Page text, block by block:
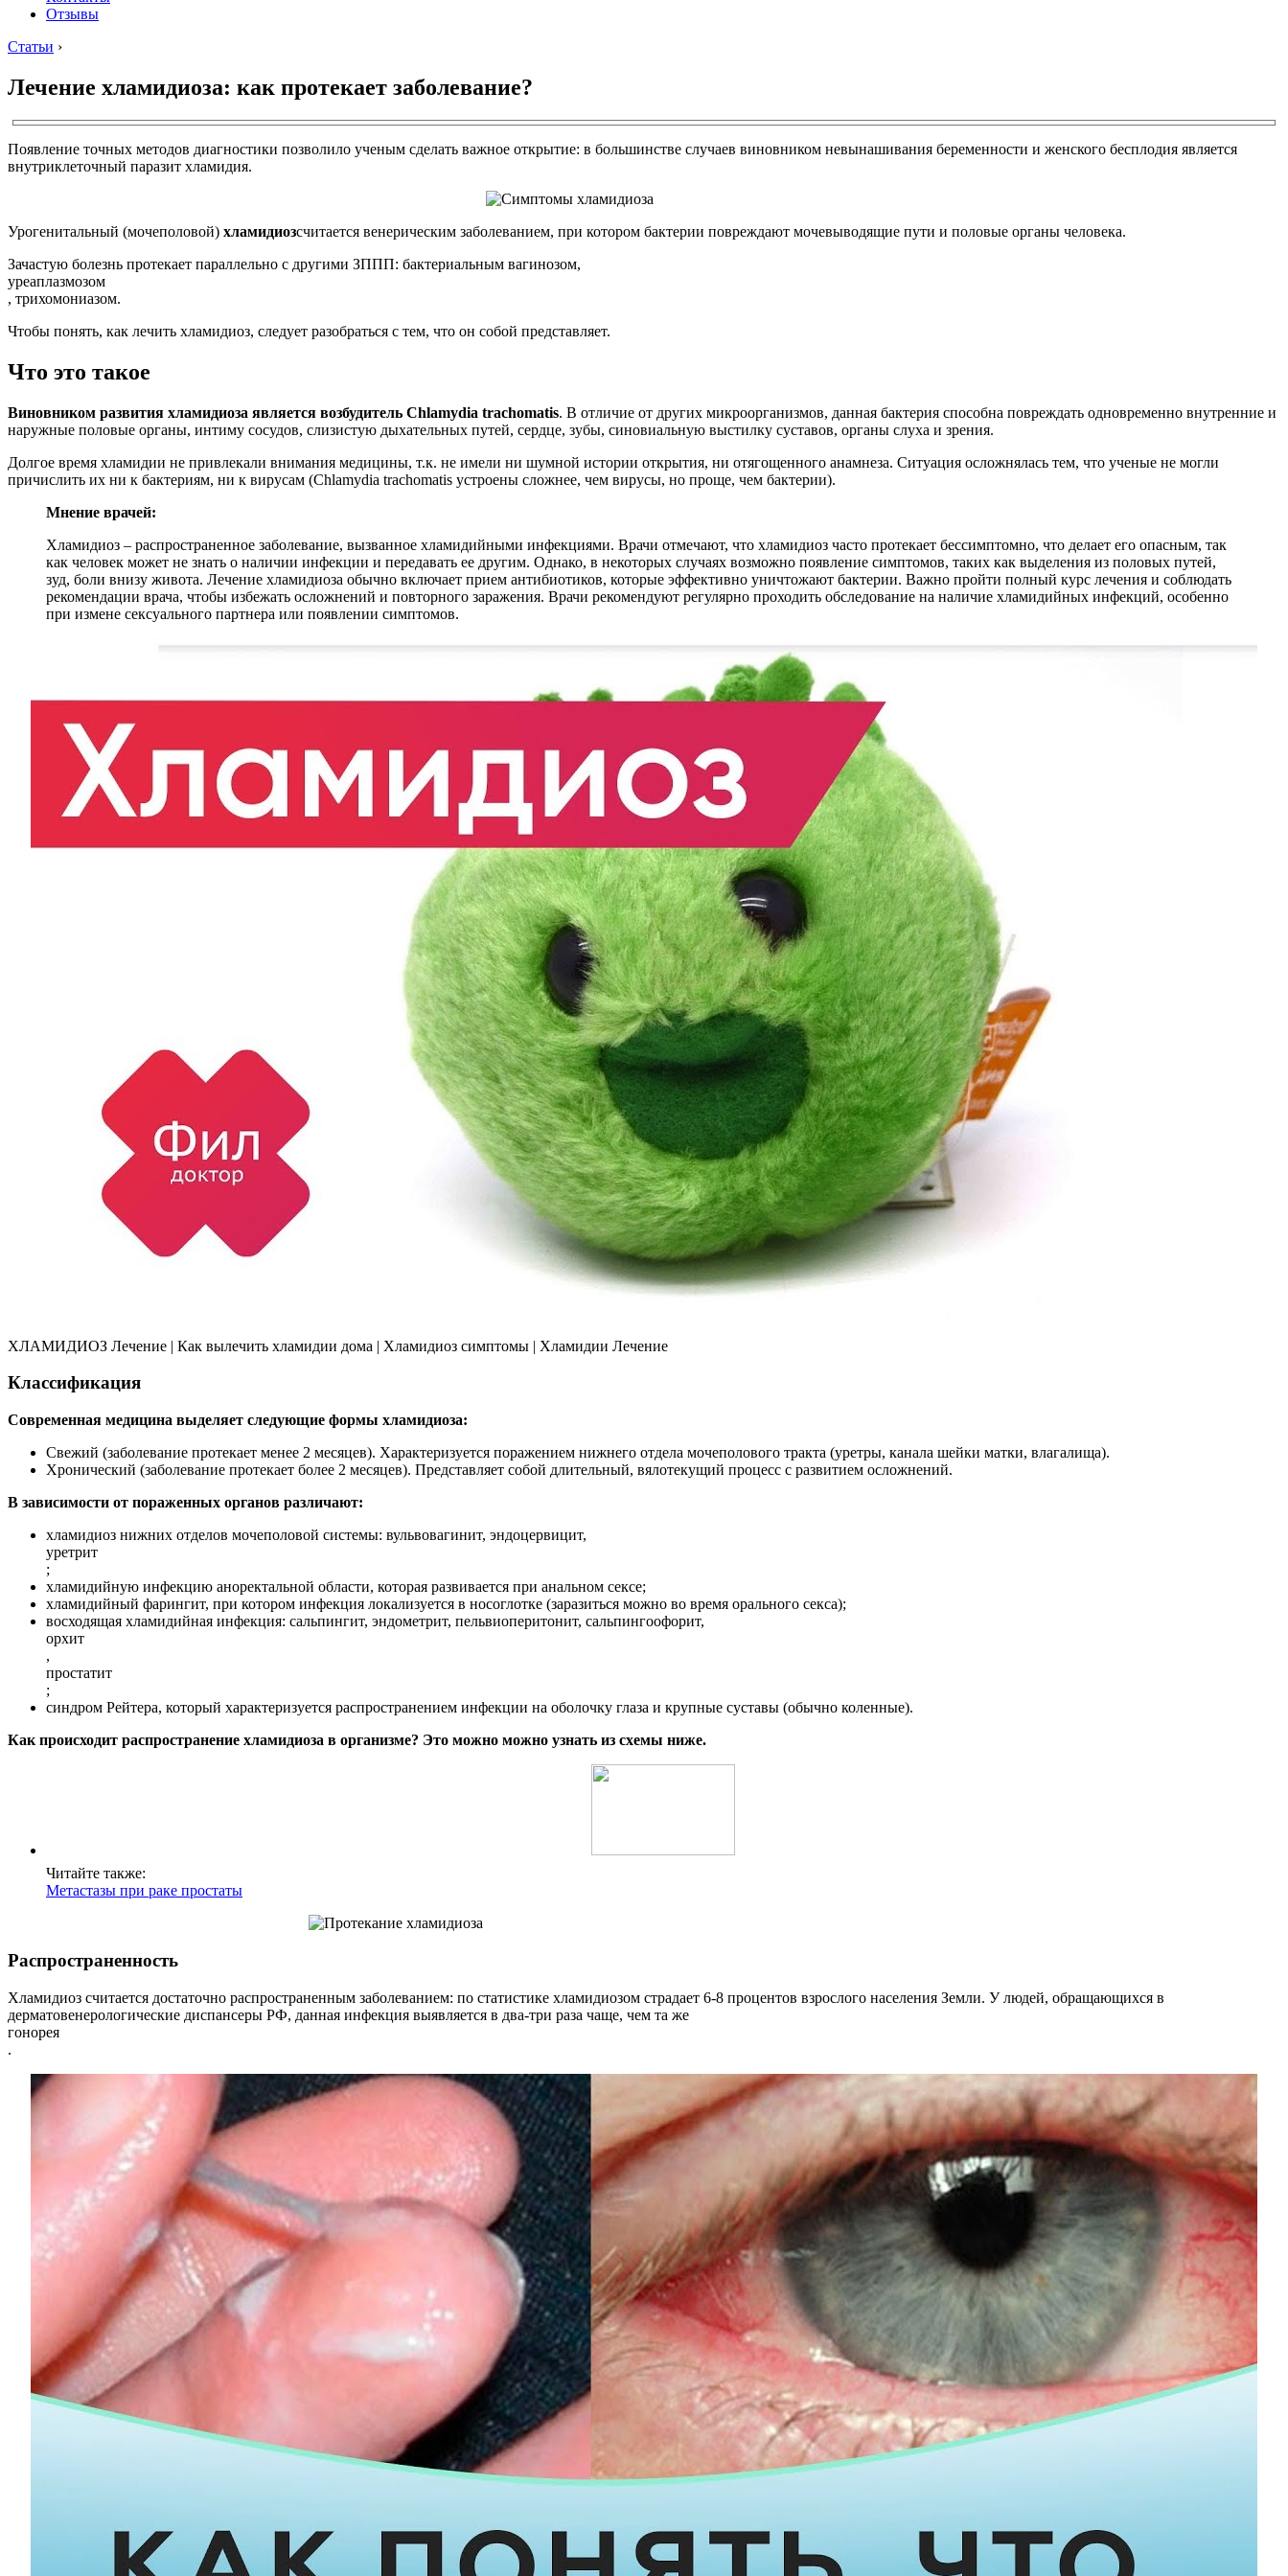
Отзывы
Статьи ›
Лечение хламидиоза: как протекает заболевание?
Появление точных методов диагностики позволило ученым сделать важное открытие: в большинстве случаев виновником невынашивания беременности и женского бесплодия является
внутриклеточный паразит хламидия.
Урогенитальный (мочеполовой) хламидиозсчитается венерическим заболеванием, при котором бактерии повреждают мочевыводящие пути и половые органы человека.
Зачастую болезнь протекает параллельно с другими ЗППП: бактериальным вагинозом,
уреаплазмозом
, трихомониазом.
Чтобы понять, как лечить хламидиоз, следует разобраться с тем, что он собой представляет.
Что это такое
Виновником развития хламидиоза является возбудитель Chlamydia trachomatis. В отличие от других микроорганизмов, данная бактерия способна повреждать одновременно внутренние и
наружные половые органы, интиму сосудов, слизистую дыхательных путей, сердце, зубы, синовиальную выстилку суставов, органы слуха и зрения.
Долгое время хламидии не привлекали внимания медицины, т.к. не имели ни шумной истории открытия, ни отягощенного анамнеза. Ситуация осложнялась тем, что ученые не могли
причислить их ни к бактериям, ни к вирусам (Chlamydia trachomatis устроены сложнее, чем вирусы, но проще, чем бактерии).
Мнение врачей:
Хламидиоз – распространенное заболевание, вызванное хламидийными инфекциями. Врачи отмечают, что хламидиоз часто протекает бессимптомно, что делает его опасным, так
как человек может не знать о наличии инфекции и передавать ее другим. Однако, в некоторых случаях возможно появление симптомов, таких как выделения из половых путей,
зуд, боли внизу живота. Лечение хламидиоза обычно включает прием антибиотиков, которые эффективно уничтожают бактерии. Важно пройти полный курс лечения и соблюдать
рекомендации врача, чтобы избежать осложнений и повторного заражения. Врачи рекомендуют регулярно проходить обследование на наличие хламидийных инфекций, особенно
при измене сексуального партнера или появлении симптомов.
ХЛАМИДИОЗ Лечение | Как вылечить хламидии дома | Хламидиоз симптомы | Хламидии Лечение
Классификация
Современная медицина выделяет следующие формы хламидиоза:
Свежий (заболевание протекает менее 2 месяцев). Характеризуется поражением нижнего отдела мочеполового тракта (уретры, канала шейки матки, влагалища).
Хронический (заболевание протекает более 2 месяцев). Представляет собой длительный, вялотекущий процесс с развитием осложнений.
В зависимости от пораженных органов различают:
хламидиоз нижних отделов мочеполовой системы: вульвовагинит, эндоцервицит,
уретрит
;
хламидийную инфекцию аноректальной области, которая развивается при анальном сексе;
хламидийный фарингит, при котором инфекция локализуется в носоглотке (заразиться можно во время орального секса);
восходящая хламидийная инфекция: сальпингит, эндометрит, пельвиоперитонит, сальпингоофорит,
орхит
,
простатит
;
синдром Рейтера, который характеризуется распространением инфекции на оболочку глаза и крупные суставы (обычно коленные).
Как происходит распространение хламидиоза в организме? Это можно можно узнать из схемы ниже.
Читайте также:
Метастазы при раке простаты
Распространенность
Хламидиоз считается достаточно распространенным заболеванием: по статистике хламидиозом страдает 6-8 процентов взрослого населения Земли. У людей, обращающихся в
дерматовенерологические диспансеры РФ, данная инфекция выявляется в два-три раза чаще, чем та же
гонорея
.